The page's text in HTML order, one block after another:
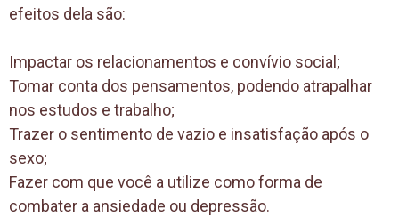
efeitos dela são:
Impactar os relacionamentos e convívio social;
Tomar conta dos pensamentos, podendo atrapalhar
nos estudos e trabalho;
Trazer o sentimento de vazio e insatisfação após o
sexo;
Fazer com que você a utilize como forma de
combater a ansiedade ou depressão.